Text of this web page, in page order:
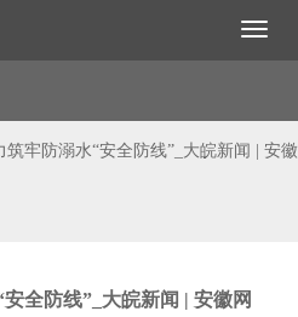
筑牢防溺水“安全防线”_大皖新闻 | 安徽
全防线”_大皖新闻 | 安徽网